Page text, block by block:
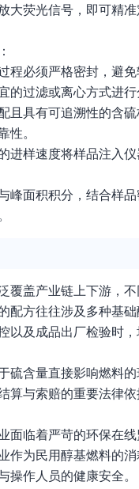
荧光信号，即可精
必须严格密封，避
过滤或离心方式进行
具有可追溯性的含
性。
样速度将样品注入
面积积分，结合样
盖产业链上下游，
方往往涉及多种基
及成品出厂检验时
含量直接影响燃料
与索赔的重要法律
临着严苛的环保在
为民用醇基燃料的
操作人员的健康安全。